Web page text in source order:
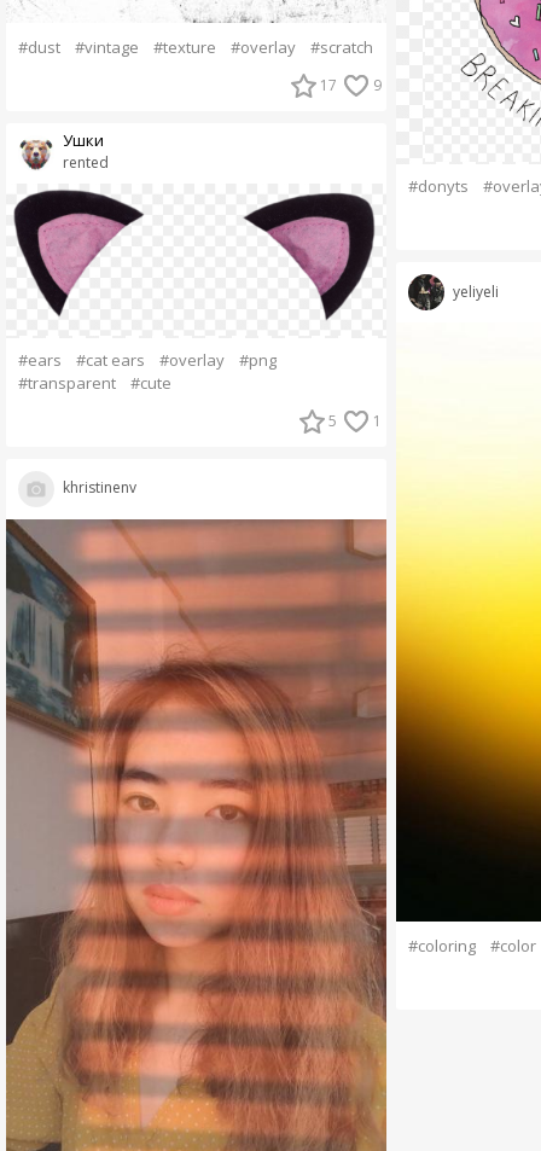
#dust #vintage #texture #overlay #scratch
17 9
rented
Ушки
#ears #cat ears #overlay
#png
#transparent
#cute
5 1
khristinenv
#donyts
yeliyeli
#coloring #color